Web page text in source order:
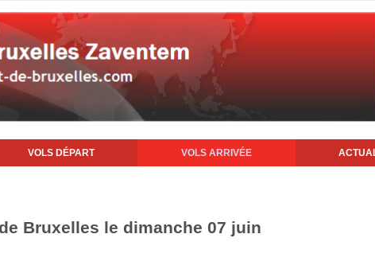
VOLS DÉPART VOLS ARRIVÉE
Bruxelles le dimanche 07 juin